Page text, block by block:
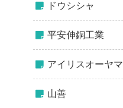
ドウシシャ
平安伸銅工業
アイリスオーヤマ
山善